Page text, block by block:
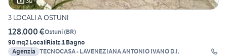
3 LOCALI A OSTUNI
128.000 €Ostuni(BR)
90 mq2 LocaliRialz.1 Bagno
Agenzia TECNOCASA - LAVENEZIANA ANTONIO IVANO D.I.